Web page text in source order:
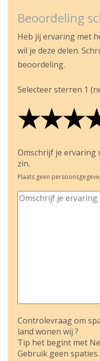
Beoordeling
Heb jij ervaring met
wil je deze delen.
beoordeling.
Selecteer sterren 1
★
★★
★★★
★★★
★★★
Omschrijf je ervaring
zin.
Plaats geen
Controlevraag om
land wonen wij ?
Tip het begint met
Gebruik geen spaties.